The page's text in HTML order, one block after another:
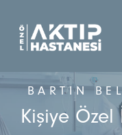
BARTIN
Kişiye Özel